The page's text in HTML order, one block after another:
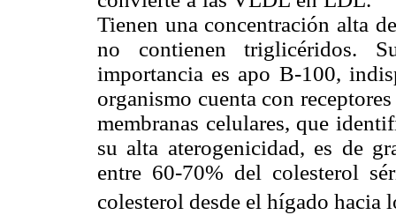
Tienen una concentración alta
no contienen triglicéridos.
importancia es apo B-100,
organismo cuenta con
membranas celulares, que
su alta aterogenicidad, es de
entre 60-70% del colesterol
colesterol desde el hígado hacia